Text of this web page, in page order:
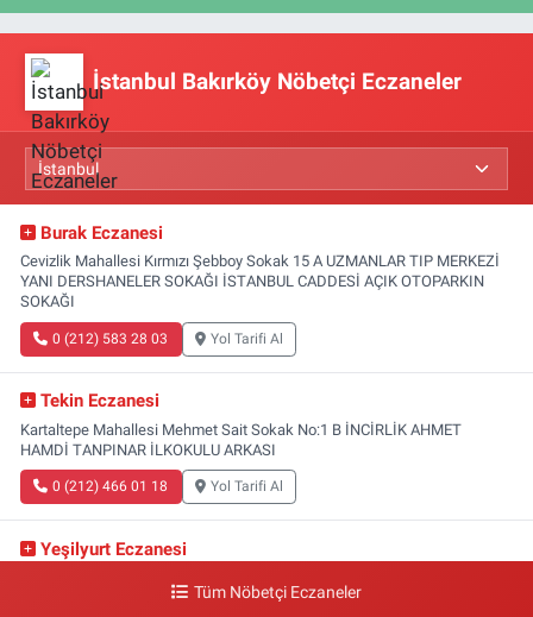
İstanbul Bakırköy Nöbetçi Eczaneler
Burak Eczanesi
Cevizlik Mahallesi Kırmızı Şebboy Sokak 15 A UZMANLAR TIP MERKEZİ
YANI DERSHANELER SOKAĞI İSTANBUL CADDESİ AÇIK OTOPARKIN
SOKAĞI
0 (212) 583 28 03 Yol Tarifi Al
Tekin Eczanesi
Kartaltepe Mahallesi Mehmet Sait Sokak No:1 B İNCİRLİK AHMET
HAMDİ TANPINAR İLKOKULU ARKASI
0 (212) 466 01 18 Yol Tarifi Al
Yeşilyurt Eczanesi
Tüm Nöbetçi Eczaneler